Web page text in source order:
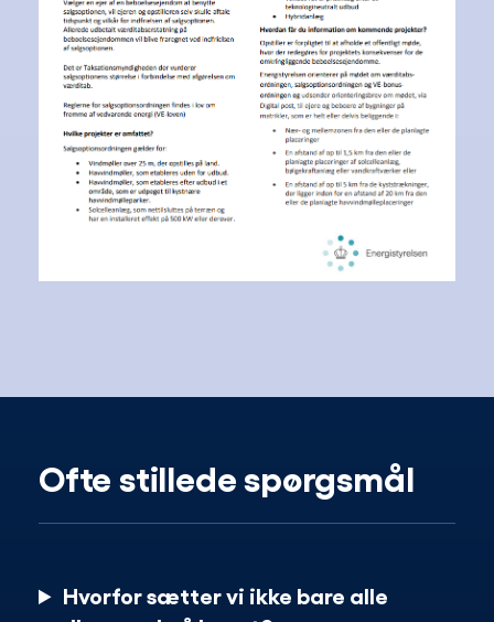
Ofte stillede spørgsmål
Hvorfor sætter vi ikke bare alle